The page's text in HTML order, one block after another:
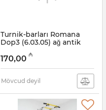
Turnik-barları Romana
Dop3 (6.03.05) ağ antik
Artikul: 001002054
170,00 ₼
Mövcud deyil